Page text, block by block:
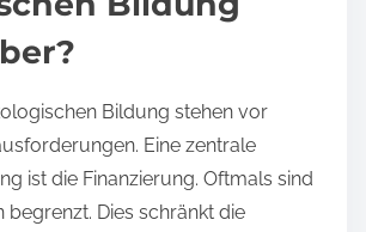
Bildung stehen vor
Eine zentrale
ist die Finanzierung. Oftmals sind
begrenzt. Dies schränkt die